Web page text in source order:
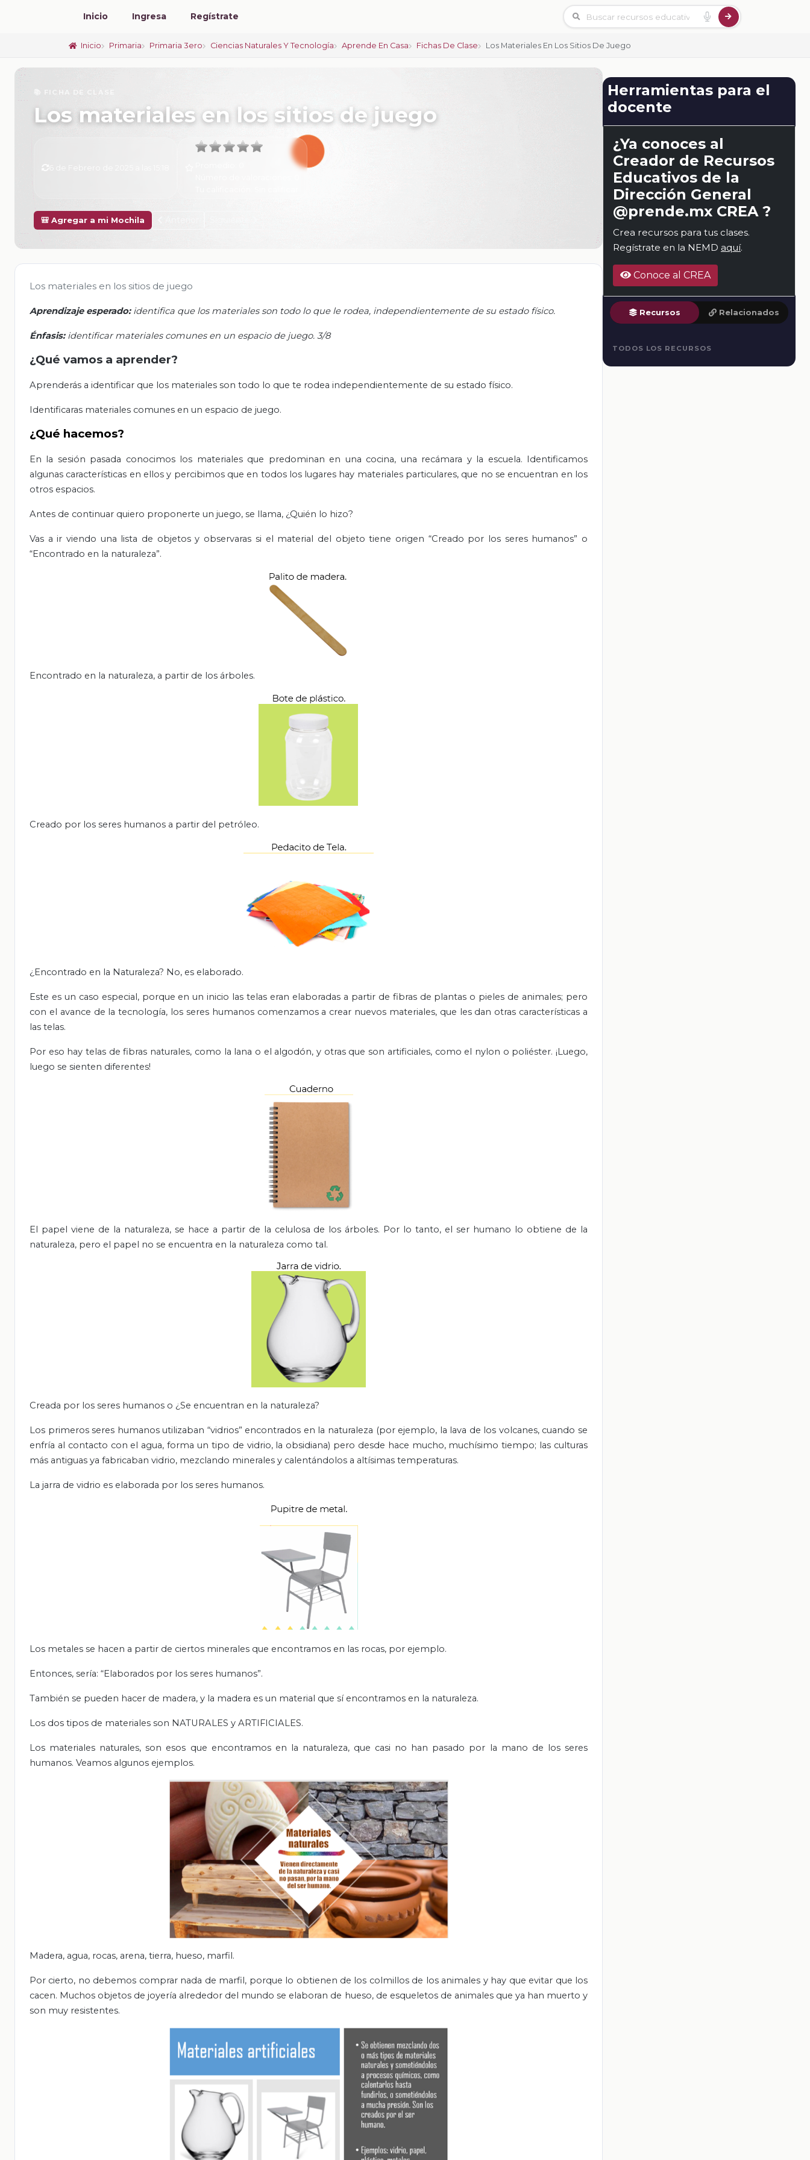
Inicio Ingresa Regístrate
Inicio Primaria Primaria 3ero Ciencias Naturales Y Tecnología Aprende En Casa Fichas De Clase Los Materiales En Los Sitios De Juego
📚 FICHA DE CLASE
Los materiales en los sitios de juego
🎒 Agregar a mi Mochila
Los materiales en los sitios de juego
Aprendizaje esperado: identifica que los materiales son todo lo que le rodea, independientemente de su estado físico.
Énfasis: identificar materiales comunes en un espacio de juego. 3/8
¿Qué vamos a aprender?
Aprenderás a identificar que los materiales son todo lo que te rodea independientemente de su estado físico.
Identificaras materiales comunes en un espacio de juego.
¿Qué hacemos?
En la sesión pasada conocimos los materiales que predominan en una cocina, una recámara y la escuela. Identificamos
algunas características en ellos y percibimos que en todos los lugares hay materiales particulares, que no se encuentran en los
otros espacios.
Antes de continuar quiero proponerte un juego, se llama, ¿Quién lo hizo?
Vas a ir viendo una lista de objetos y observaras si el material del objeto tiene origen “Creado por los seres humanos” o
“Encontrado en la naturaleza”.
Encontrado en la naturaleza, a partir de los árboles.
Creado por los seres humanos a partir del petróleo.
¿Encontrado en la Naturaleza? No, es elaborado.
Este es un caso especial, porque en un inicio las telas eran elaboradas a partir de fibras de plantas o pieles de animales; pero
con el avance de la tecnología, los seres humanos comenzamos a crear nuevos materiales, que les dan otras características a
las telas.
Por eso hay telas de fibras naturales, como la lana o el algodón, y otras que son artificiales, como el nylon o poliéster. ¡Luego,
luego se sienten diferentes!
El papel viene de la naturaleza, se hace a partir de la celulosa de los árboles. Por lo tanto, el ser humano lo obtiene de la
naturaleza, pero el papel no se encuentra en la naturaleza como tal.
Creada por los seres humanos o ¿Se encuentran en la naturaleza?
Los primeros seres humanos utilizaban “vidrios” encontrados en la naturaleza (por ejemplo, la lava de los volcanes, cuando se
enfría al contacto con el agua, forma un tipo de vidrio, la obsidiana) pero desde hace mucho, muchísimo tiempo; las culturas
más antiguas ya fabricaban vidrio, mezclando minerales y calentándolos a altísimas temperaturas.
La jarra de vidrio es elaborada por los seres humanos.
Los metales se hacen a partir de ciertos minerales que encontramos en las rocas, por ejemplo.
Entonces, sería: “Elaborados por los seres humanos”.
También se pueden hacer de madera, y la madera es un material que sí encontramos en la naturaleza.
Los dos tipos de materiales son NATURALES y ARTIFICIALES.
Los materiales naturales, son esos que encontramos en la naturaleza, que casi no han pasado por la mano de los seres
humanos. Veamos algunos ejemplos.
Madera, agua, rocas, arena, tierra, hueso, marfil.
Por cierto, no debemos comprar nada de marfil, porque lo obtienen de los colmillos de los animales y hay que evitar que los
cacen. Muchos objetos de joyería alrededor del mundo se elaboran de hueso, de esqueletos de animales que ya han muerto y
son muy resistentes.
Herramientas para el
docente
¿Ya conoces al
Creador de Recursos
Educativos de la
Dirección General
@prende.mx CREA ?
Crea recursos para tus clases.
Regístrate en la NEMD aquí.
Conoce al CREA
Recursos Relacionados
TODOS LOS RECURSOS